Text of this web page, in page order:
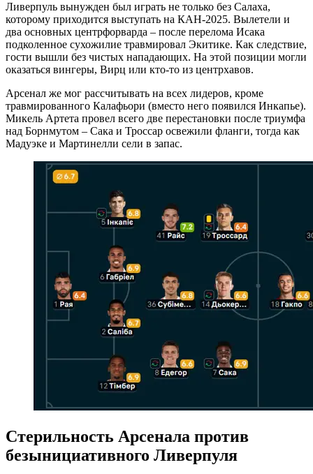
Ливерпуль вынужден был играть не только без Салаха,
которому приходится выступать на КАН-2025. Вылетели и
два основных центрфорварда – после перелома Исака
подколенное сухожилие травмировал Экитике. Как следствие,
гости вышли без чистых нападающих. На этой позиции могли
оказаться вингеры, Вирц или кто-то из центрхавов.
Арсенал же мог рассчитывать на всех лидеров, кроме
травмированного Калафьори (вместо него появился Инкапье).
Микель Артета провел всего две перестановки после триумфа
над Борнмутом – Сака и Троссар освежили фланги, тогда как
Мадуэке и Мартинелли сели в запас.
Стерильность Арсенала против
безынициативного Ливерпуля